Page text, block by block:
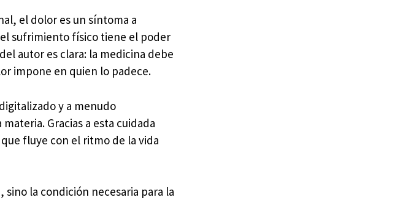
el dolor es un síntoma a
sufrimiento físico tiene el poder
autor es clara: la medicina debe
impone en quien lo padece.
y a menudo
Gracias a esta cuidada
fluye con el ritmo de la vida
la condición necesaria para la